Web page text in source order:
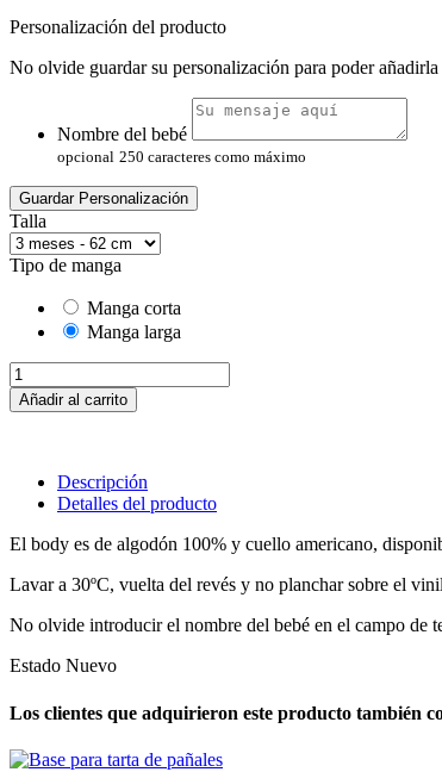
Personalización del producto
No olvide guardar su personalización para poder
Nombre del bebé
opcional 250 caracteres como máximo
Guardar Personalización
Talla
Tipo de manga
Manga corta
Manga larga
Añadir al carrito
Descripción
Detalles del producto
El body es de algodón 100% y cuello americano,
Lavar a 30ºC, vuelta del revés y no planchar sobre el
No olvide introducir el nombre del bebé en el campo de
Estado Nuevo
Los clientes que adquirieron este producto también